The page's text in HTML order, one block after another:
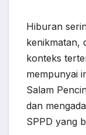
Hiburan
kenikmatan,
konteks
mempunyai
Salam
dan
SPPD yang